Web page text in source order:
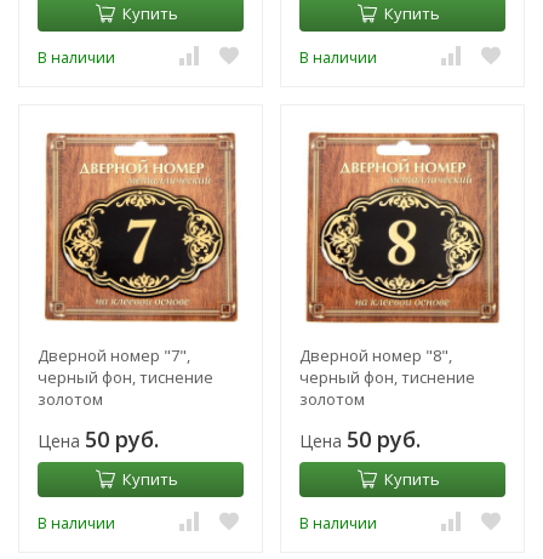
Купить
В наличии
Купить
В наличии
Дверной номер "7",
черный фон, тиснение
золотом
Цена 50 руб.
Купить
В наличии
Дверной номер "8",
черный фон, тиснение
золотом
Цена 50 руб.
Купить
В наличии